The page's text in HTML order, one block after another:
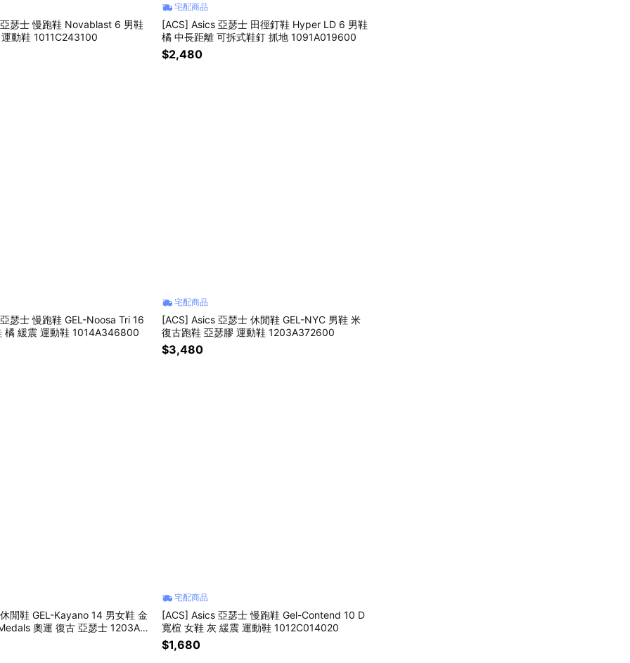
瑟士 慢跑鞋 Novablast 6 男鞋
動鞋 1011C243100
宅配商品
[ACS] Asics 亞瑟士 田徑釘鞋 Hyper LD 6 男鞋
橘 中長距離 可拆式鞋釘 抓地 1091A019600
$2,480
瑟士 慢跑鞋 GEL-Noosa Tri 16
橘 緩震 運動鞋 1014A346800
宅配商品
[ACS] Asics 亞瑟士 休閒鞋 GEL-NYC 男鞋 米
復古跑鞋 亞瑟膠 運動鞋 1203A372600
$3,480
閒鞋 GEL-Kayano 14 男女鞋 金
奧運 復古 亞瑟士 1203A53
宅配商品
[ACS] Asics 亞瑟士 慢跑鞋 Gel-Contend 10 D
寬楦 女鞋 灰 緩震 運動鞋 1012C014020
$1,680